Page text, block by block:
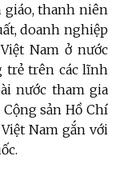
giáo, thanh niên
doanh nghiệp
Nam ở nước
trẻ trên các lĩnh
nước tham gia
sản Hồ Chí
Nam gắn với